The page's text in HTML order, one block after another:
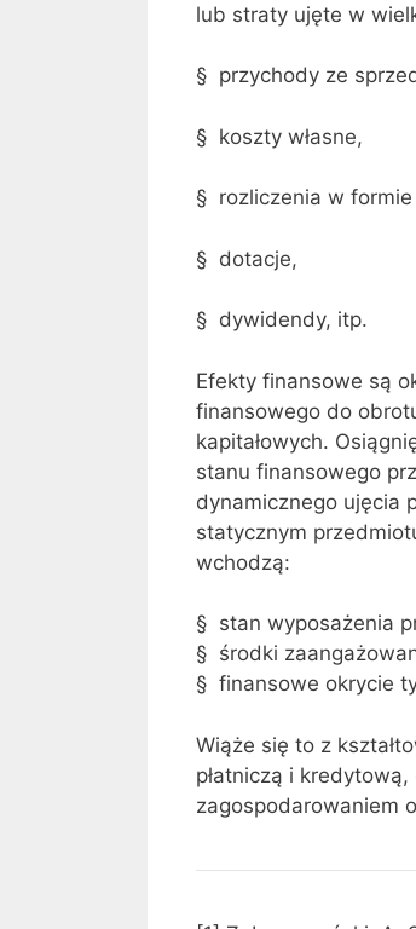
lub straty ujęte w
§ przychody ze
§ koszty własne,
§ rozliczenia w
§ dotacje,
§ dywidendy, itp.
Efekty finansowe są
finansowego do
kapitałowych.
stanu finansowego
dynamicznego ujęcia
statycznym
wchodzą:
§ stan wyposażenia
§ środki
§ finansowe okrycie
Wiąże się to z
płatniczą i
zagospodarowaniem